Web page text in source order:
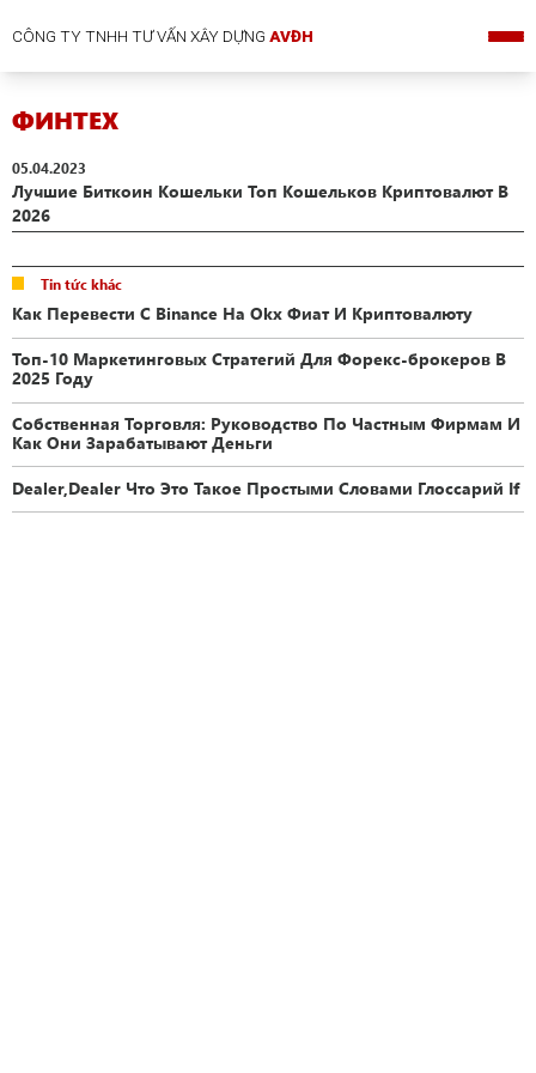
CÔNG TY TNHH TƯ VẤN XÂY DỰNGAVĐH
ФИНТЕХ
05.04.2023
Лучшие Биткоин Кошельки Топ Кошельков Криптовалют В
2026
Tin tức khác
Как Перевести С Binance На Okx Фиат И Криптовалюту
Топ-10 Маркетинговых Стратегий Для Форекс-брокеров В
2025 Году
Собственная Торговля: Руководство По Частным Фирмам И
Как Они Зарабатывают Деньги
Dealer,Dealer Что Это Такое Простыми Словами Глоссарий If